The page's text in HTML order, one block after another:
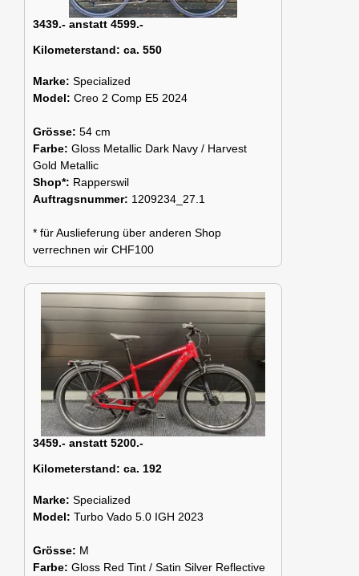
3439.- anstatt 4599.-
Kilometerstand: ca. 550
Marke: Specialized
Model: Creo 2 Comp E5 2024
Grösse: 54 cm
Farbe: Gloss Metallic Dark Navy / Harvest
Gold Metallic
Shop*: Rapperswil
Auftragsnummer: 1209234_27.1
* für Auslieferung über anderen Shop
verrechnen wir CHF100
3459.- anstatt 5200.-
Kilometerstand: ca. 192
Marke: Specialized
Model: Turbo Vado 5.0 IGH 2023
Grösse: M
Farbe: Gloss Red Tint / Satin Silver Reflective